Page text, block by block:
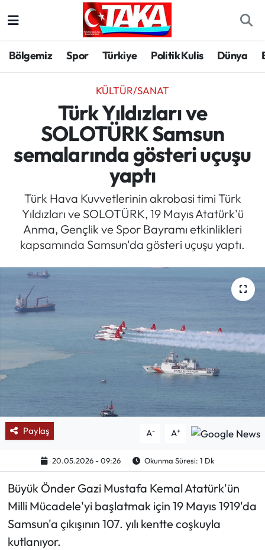
Bölgemiz Spor Türkiye Politik Kulis Dünya
KÜLTÜR/SANAT
Türk Yıldızları ve
SOLOTÜRK Samsun
semalarında gösteri uçuşu
yaptı
Türk Hava Kuvvetlerinin akrobasi timi Türk
Yıldızları ve SOLOTÜRK, 19 Mayıs Atatürk'ü
Anma, Gençlik ve Spor Bayramı etkinlikleri
kapsamında Samsun'da gösteri uçuşu yaptı.
Paylaş A- A+
20.05.2026 - 09:26 Okunma Süresi: 1 Dk
Büyük Önder Gazi Mustafa Kemal Atatürk'ün
Milli Mücadele'yi başlatmak için 19 Mayıs 1919'da
Samsun'a çıkışının 107. yılı kentte coşkuyla
kutlanıyor.
Spor
Türkiye
Kültür/Sanat
Politika
Politik Kulis
Dünya
Mektup Galeri
Röportaj
Manşet
Köşe Yazıları
Karikatür Galeri
BIK
ASTROLOJİ
Mektup Galeri
Trabzon Hava Durumu
Trabzon Trafik Yoğunluk Haritası
Süper Lig Puan Durumu ve Fikstür
Tüm Manşetler
Son Dakika Haberleri
Haber Arşivi